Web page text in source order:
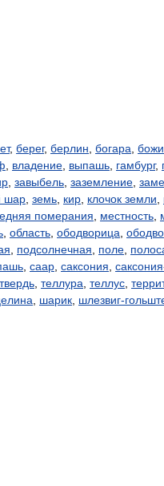
, берег, берлин богара
владение выпашь гамбург,
завыбель заземление
шар земь кир клочок земли
померания местность
область ободворица
подсолнечная поле
саар саксония
твердь теллура теллус
шарик шлезвиг-